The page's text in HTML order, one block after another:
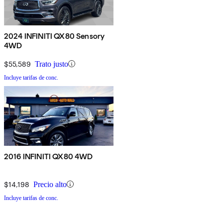
2024 INFINITI QX80 Sensory
4WD
$55,589 Trato justo
Incluye tarifas de conc.
2016 INFINITI QX80 4WD
$14,198 Precio alto
Incluye tarifas de conc.